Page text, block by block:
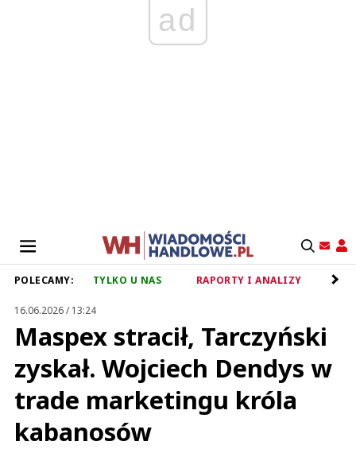
ad
POLECAMY: TYLKO U NAS RAPORTY I ANALIZY
16.06.2026 / 13:24
Maspex stracił, Tarczyński
zyskał. Wojciech Dendys w
trade marketingu króla
kabanosów